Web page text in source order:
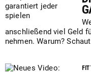
anschließend viel Geld
nehmen. Warum?